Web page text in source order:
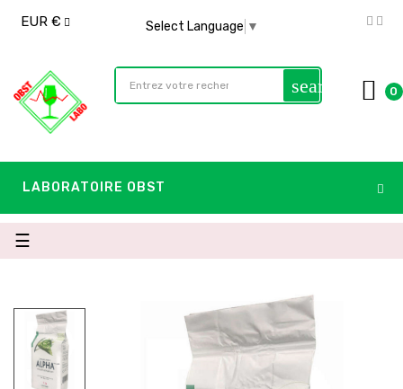
EUR € Select Language ▼
search 0
LABORATOIRE OBST
Basculer
la
☰